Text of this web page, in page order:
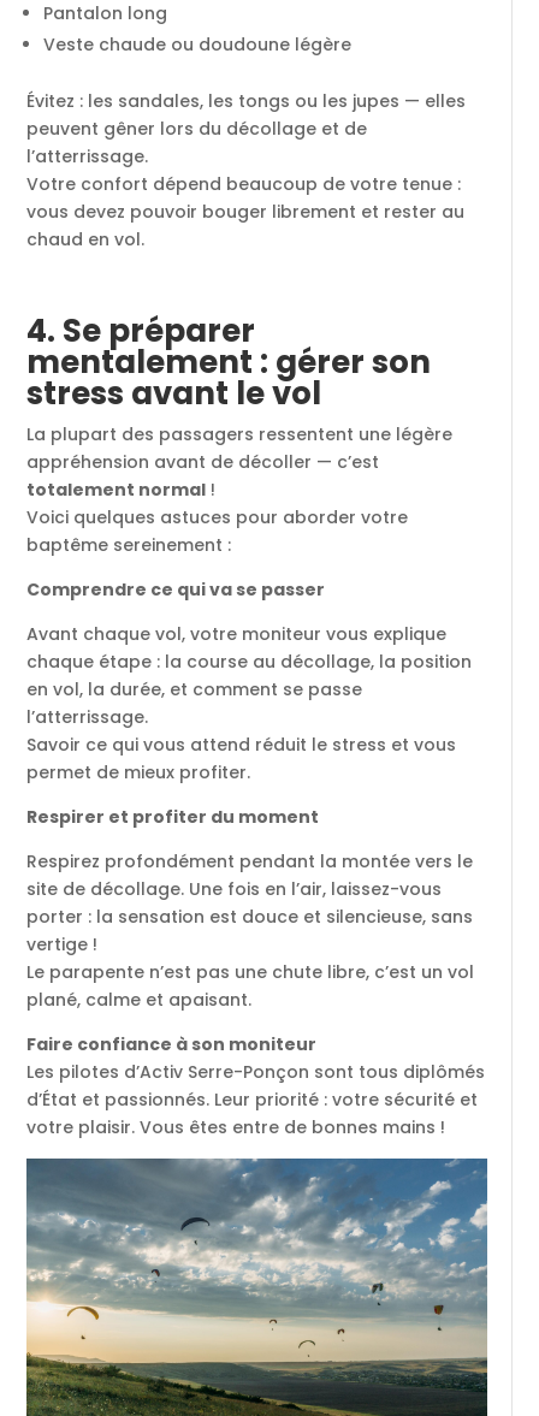
Pantalon long
Veste chaude ou doudoune légère
Évitez : les sandales, les tongs ou les jupes — elles
peuvent gêner lors du décollage et de
l’atterrissage.
Votre confort dépend beaucoup de votre tenue :
vous devez pouvoir bouger librement et rester au
chaud en vol.
4. Se préparer
mentalement : gérer son
stress avant le vol
La plupart des passagers ressentent une légère
appréhension avant de décoller — c’est
totalement normal !
Voici quelques astuces pour aborder votre
baptême sereinement :
Comprendre ce qui va se passer
Avant chaque vol, votre moniteur vous explique
chaque étape : la course au décollage, la position
en vol, la durée, et comment se passe
l’atterrissage.
Savoir ce qui vous attend réduit le stress et vous
permet de mieux profiter.
Respirer et profiter du moment
Respirez profondément pendant la montée vers le
site de décollage. Une fois en l’air, laissez-vous
porter : la sensation est douce et silencieuse, sans
vertige !
Le parapente n’est pas une chute libre, c’est un vol
plané, calme et apaisant.
Faire confiance à son moniteur
Les pilotes d’Activ Serre-Ponçon sont tous diplômés
d’État et passionnés. Leur priorité : votre sécurité et
votre plaisir. Vous êtes entre de bonnes mains !